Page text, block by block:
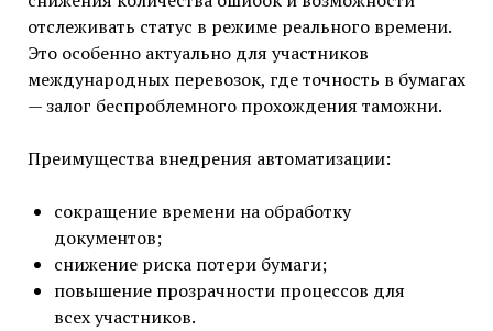
отслеживать статус в режиме реального времени.
Это особенно актуально для участников
международных перевозок, где точность в бумагах
— залог беспроблемного прохождения таможни.
Преимущества внедрения автоматизации:
сокращение времени на обработку
документов;
снижение риска потери бумаги;
повышение прозрачности процессов для
всех участников.